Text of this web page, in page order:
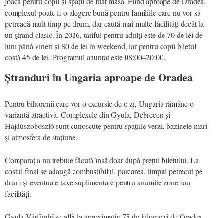
complexul poate fi o alegere bună pentru familiile care nu vor să
petreacă mult timp pe drum, dar caută mai multe facilități decât la
un ștrand clasic. În 2026, tariful pentru adulți este de 70 de lei de
luni până vineri și 80 de lei în weekend, iar pentru copii biletul
costă 45 de lei. Programul anunțat este 08:00–20:00.
Ștranduri în Ungaria aproape de Oradea
Pentru bihorenii care vor o excursie de o zi, Ungaria rămâne o
variantă atractivă. Complexele din Gyula, Debrecen și
Hajdúszoboszló sunt cunoscute pentru spațiile verzi, bazinele mari
și atmosfera de stațiune.
Comparația nu trebuie făcută însă doar după prețul biletului. La
costul final se adaugă combustibilul, parcarea, timpul petrecut pe
drum și eventuale taxe suplimentare pentru anumite zone sau
facilități.